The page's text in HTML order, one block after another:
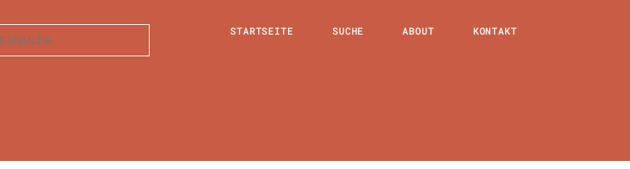
STARTSEITE SUCHE ABOUT KONTAKT